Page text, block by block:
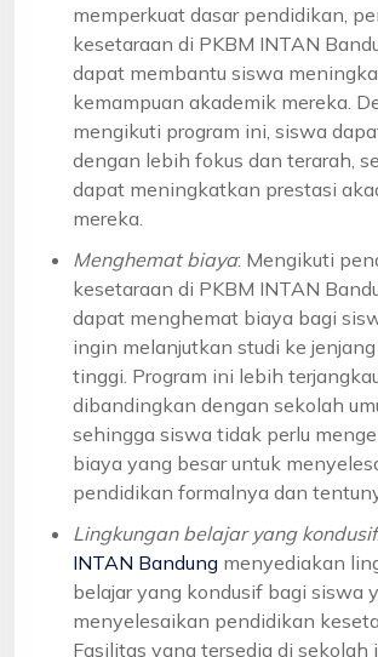
memperkuat dasar pendidikan,
kesetaraan di PKBM INTAN
dapat membantu siswa
kemampuan akademik mereka.
mengikuti program ini, siswa
dengan lebih fokus dan terarah,
dapat meningkatkan prestasi
mereka.
Menghemat biaya: Mengikuti
kesetaraan di PKBM INTAN
dapat menghemat biaya bagi
ingin melanjutkan studi ke
tinggi. Program ini lebih
dibandingkan dengan sekolah
sehingga siswa tidak perlu
biaya yang besar untuk
pendidikan formalnya dan
Lingkungan belajar yang kondusif
INTAN Bandung menyediakan
belajar yang kondusif bagi siswa
menyelesaikan pendidikan
Fasilitas yang tersedia di sekolah